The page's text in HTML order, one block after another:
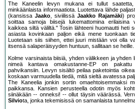
The Kaneelin levyn mukana ei tullut
minkäänlaista informaatiota. Luotettava lähde
(kansissa Jaako, siviilissä Jaakko Rajamäki)
soittaa samoja biisejä lukemattomina erilaisina
kaikkea siltä väliltä." Tosin lähteeni huomautti heti
asiasta kovinkaan paljon eikä mene tuonkaan
Luotetaan siis siihen, ettei juuri mistään voi olla
itsensä salaperäisyyden huntuun, sallitaan se heille.
Kolme varsinaista biisiä, yhden välikkeen ja yhden
nimeä kantava omakustanne-EP on pakattu
pahvikansiin. Levyn sisältö peilaa paketointia
koskaan varmuudella tiedä, mitä sieltä avatessa
The Kaneelia jonkin sortin omaehtoisemmaksi
paikkansa. Kansien perusteella odotin myös
siinäkään -- onneksi! -- ollut täysin väärässä.
Silviota, jonka tekemisissä on samanlaista